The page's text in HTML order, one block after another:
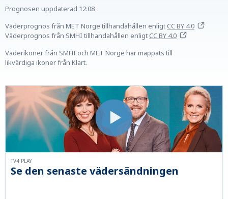
Prognosen uppdaterad 12:08
Väderprognos från MET Norge tillhandahållen enligtCC BY 4.0
Väderprognos från SMHI tillhandahållen enligtCC BY 4.0
Väderikoner från SMHI och MET Norge har mappats till
likvärdiga ikoner från Klart.
Se den senaste vädersändningen
TV4 PLAY